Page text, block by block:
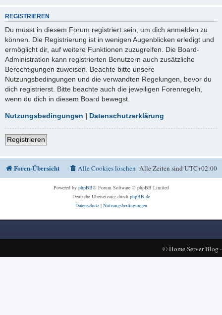
REGISTRIEREN
Du musst in diesem Forum registriert sein, um dich anmelden zu
können. Die Registrierung ist in wenigen Augenblicken erledigt und
ermöglicht dir, auf weitere Funktionen zuzugreifen. Die Board-
Administration kann registrierten Benutzern auch zusätzliche
Berechtigungen zuweisen. Beachte bitte unsere
Nutzungsbedingungen und die verwandten Regelungen, bevor du
dich registrierst. Bitte beachte auch die jeweiligen Forenregeln,
wenn du dich in diesem Board bewegst.
Nutzungsbedingungen | Datenschutzerklärung
Registrieren
Foren-Übersicht Alle Zeiten sindUTC+02:00
Alle Cookies löschen
Powered by phpBB® Forum Software © phpBB Limited
Deutsche Übersetzung durch phpBB.de
Datenschutz| Nutzungsbedingungen
©Home Server Blog